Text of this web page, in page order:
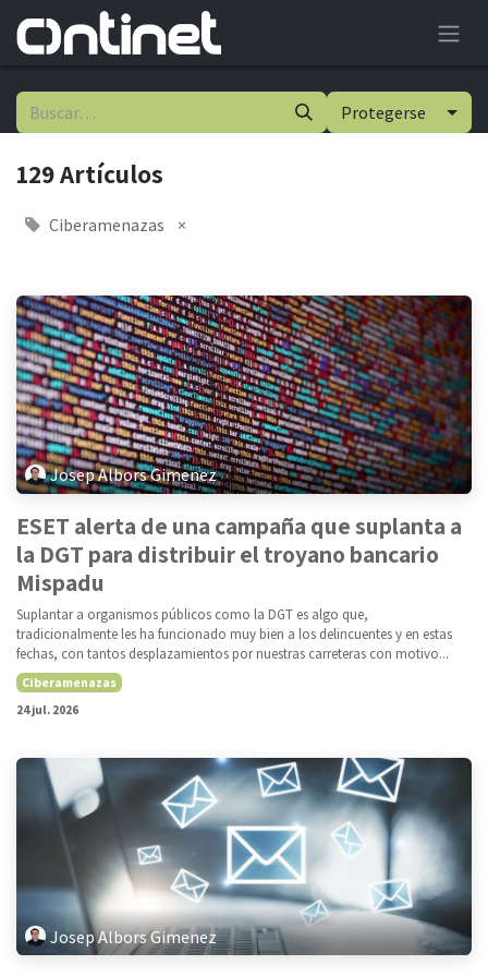
Protegerse
129 Artículos
Ciberamenazas ×
Josep Albors Gimenez
ESET alerta de una campaña que suplanta a
la DGT para distribuir el troyano bancario
Mispadu
Suplantar a organismos públicos como la DGT es algo que,
tradicionalmente les ha funcionado muy bien a los delincuentes y en estas
fechas, con tantos desplazamientos por nuestras carreteras con motivo...
Ciberamenazas
24 jul. 2026
Josep Albors Gimenez